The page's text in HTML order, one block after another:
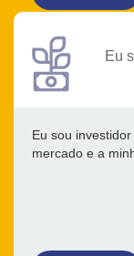
Eu
Eu sou
mercado e a